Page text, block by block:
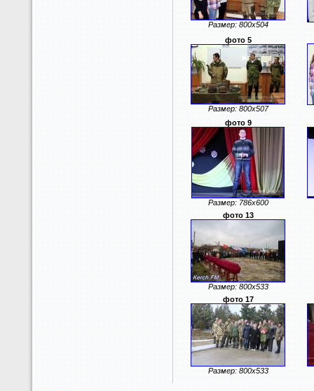
Размер: 800x504
фото 5
Размер: 800x507
фото 9
Размер: 786x600
фото 13
Размер: 800x533
фото 17
Размер: 800x533